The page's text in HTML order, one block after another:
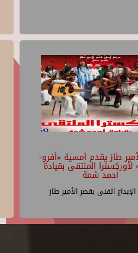
طاز يقدم أمسية «أفرو-
لأوركسترا الملتقى بقيادة
أحمد شمة
الفنى بقصر الأمير طاز